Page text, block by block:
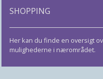
SHOPPING
Her kan du finde en oversigt
mulighederne i nærområdet.